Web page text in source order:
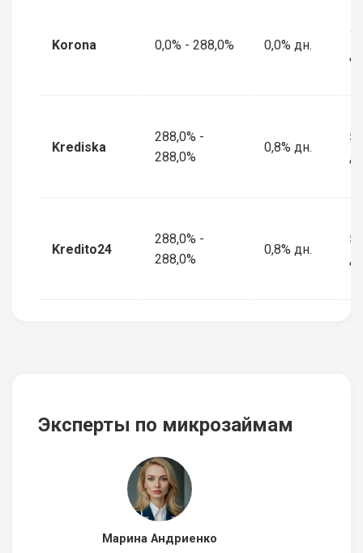
Korona 0,0% - 288,0% 0,0% дн.
1
Krediska
288,0% -
288,0%
0,8% дн.
5
Kredito24
288,0% -
288,0%
0,8% дн.
5
Эксперты по микрозаймам
Марина Андриенко